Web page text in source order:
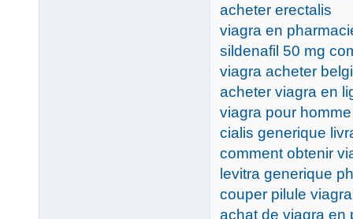
acheter erectalis
viagra en
sildenafil 50 mg
viagra acheter
acheter viagra en
viagra pour
cialis generique
comment obtenir
levitra generique
couper pilule viagra
achat de viagra en